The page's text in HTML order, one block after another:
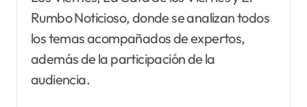
Rumbo Noticioso, donde se analizan todos
los temas acompañados de expertos,
además de la participación de la
audiencia.